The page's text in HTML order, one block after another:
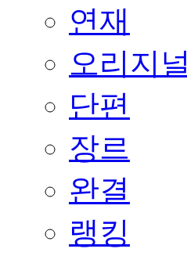
연재
오리지널
단편
장르
완결
랭킹